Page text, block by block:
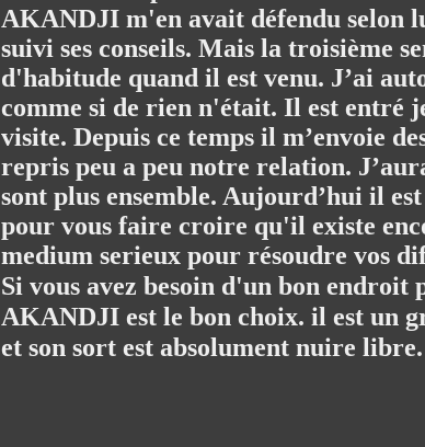
AKANDJI m'en avait défendu selon
suivi ses conseils. Mais la troisième
d'habitude quand il est venu. J’ai
comme si de rien n'était. Il est entré
visite. Depuis ce temps il m’envoie
repris peu a peu notre relation.
sont plus ensemble. Aujourd’hui il
pour vous faire croire qu'il existe
medium serieux pour résoudre vos
Si vous avez besoin d'un bon
AKANDJI est le bon choix. il est un
et son sort est absolument nuire